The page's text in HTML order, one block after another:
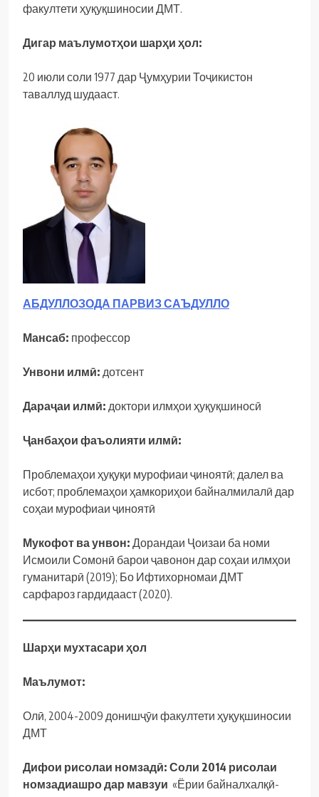
факултети ҳуқуқшиносии ДМТ.
Дигар маълумотҳои шарҳи ҳол:
20 июли соли 1977 дар Ҷумҳурии Тоҷикистон
таваллуд шудааст.
АБДУЛЛОЗОДА ПАРВИЗ САЪДУЛЛО
Мансаб: профессор
Унвони илмӣ: дотсент
Дараҷаи илмӣ: доктори илмҳои ҳуқуқшиносӣ
Ҷанбаҳои фаъолияти илмӣ:
Проблемаҳои ҳуқуқи мурофиаи ҷиноятӣ; далел ва
исбот; проблемаҳои ҳамкориҳои байналмилалӣ дар
соҳаи мурофиаи ҷиноятӣ
Мукофот ва унвон: Дорандаи Ҷоизаи ба номи
Исмоили Сомонӣ барои ҷавонон дар соҳаи илмҳои
гуманитарӣ (2019); Бо Ифтихорномаи ДМТ
сарфароз гардидааст (2020).
Шарҳи мухтасари ҳол
Маълумот:
Олӣ, 2004-2009 донишҷӯи факултети ҳуқуқшиносии
ДМТ
Дифои рисолаи номзадӣ: Соли 2014 рисолаи
номзадиашро дар мавзуи «Ёрии байналхалқӣ-